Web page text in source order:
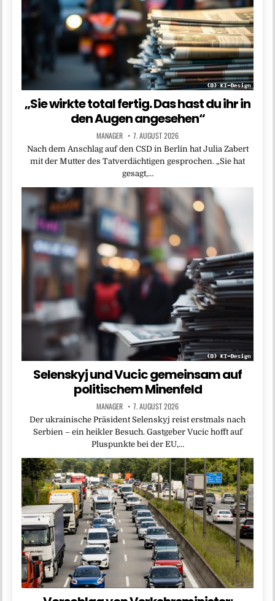
„Sie wirkte total fertig. Das hast du ihr in
den Augen angesehen“
MANAGER 7. AUGUST 2026
Nach dem Anschlag auf den CSD in Berlin hat Julia Zabert
mit der Mutter des Tatverdächtigen gesprochen. „Sie hat
gesagt,…
Selenskyj und Vucic gemeinsam auf
politischem Minenfeld
MANAGER 7. AUGUST 2026
Der ukrainische Präsident Selenskyj reist erstmals nach
Serbien – ein heikler Besuch. Gastgeber Vucic hofft auf
Pluspunkte bei der EU,…